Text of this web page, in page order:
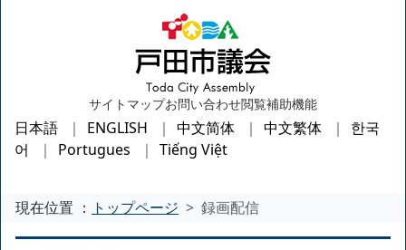
サイトマップお問い合わせ閲覧補助機能
日本語 ENGLISH 中文简体 中文繁体
한국
어
Portugues Tiếng Việt
現在位置 ： トップページ 録画配信